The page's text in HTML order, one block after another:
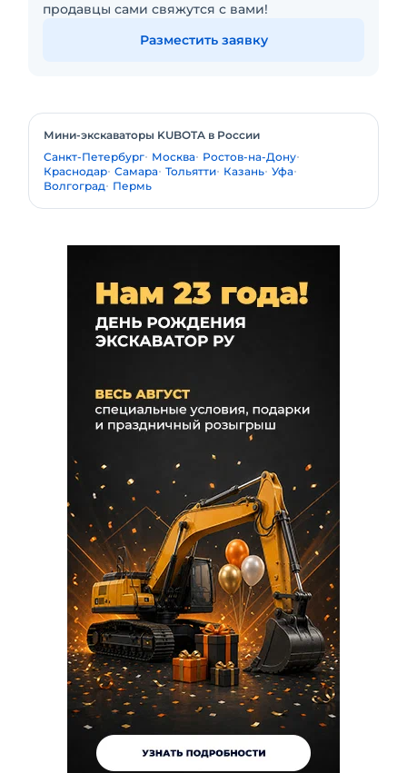
продавцы сами свяжутся с вами!
Разместить заявку
Мини-экскаваторы KUBOTA в России
Санкт-Петербург Москва Ростов-на-Дону
Краснодар Самара Тольятти Казань Уфа
Волгоград Пермь